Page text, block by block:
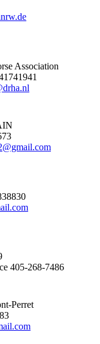
Association
405-268-7486
Perret